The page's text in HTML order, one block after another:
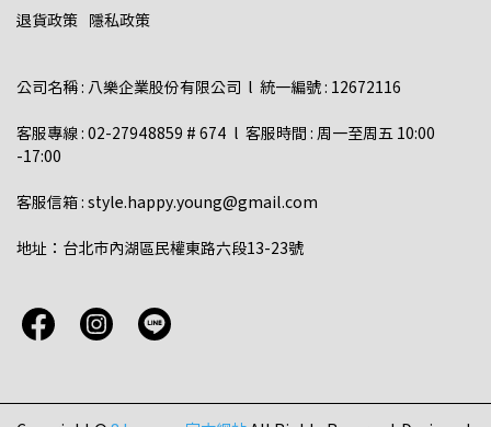
退貨政策 隱私政策
公司名稱 : 八樂企業股份有限公司  l  統一編號 : 12672116
客服專線 : 02-27948859 # 674  l  客服時間 : 周一至周五 10:00
-17:00
客服信箱 : style.happy.young@gmail.com
地址：台北市內湖區民權東路六段13-23號